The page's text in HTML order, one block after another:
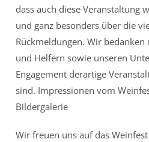
dass auch diese Veranstaltung
und ganz besonders über die
Rückmeldungen. Wir
und Helfern sowie unseren
Engagement derartige
sind. Impressionen vom
Bildergalerie
Wir freuen uns auf das